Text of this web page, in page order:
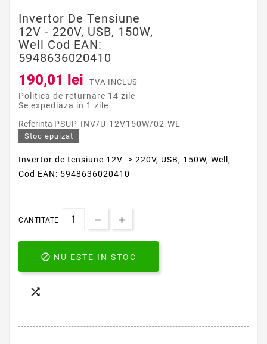
Invertor De Tensiune
12V - 220V, USB, 150W,
Well Cod EAN:
5948636020410
190,01 lei TVA INCLUS
Politica de returnare 14 zile
Se expediaza in 1 zile
Referinta PSUP-INV/U-12V150W/02-WL
Stoc epuizat
Invertor de tensiune 12V -> 220V, USB, 150W, Well;
Cod EAN: 5948636020410
CANTITATE
 NU ESTE IN STOC
